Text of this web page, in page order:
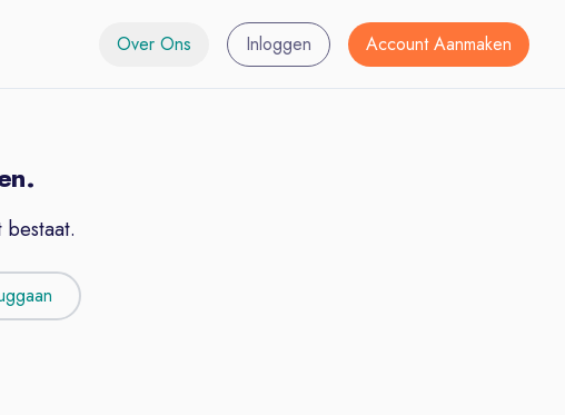
Over Ons Inloggen Account Aanmaken